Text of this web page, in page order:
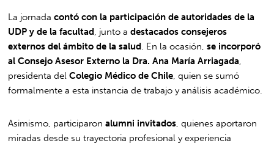
La jornadacontó con la participación de autoridades de la
UDP y de la facultad , junto adestacados consejeros
externos del ámbito de la salud . En la ocasión,se incorporó
al Consejo Asesor Externo la Dra. Ana María Arriagada
presidenta delColegio Médico de Chile , quien se sumó
formalmente a esta instancia de trabajo y análisis académico.
Asimismo, participaronalumni invitados , quienes aportaron
miradas desde su trayectoria profesional y experiencia